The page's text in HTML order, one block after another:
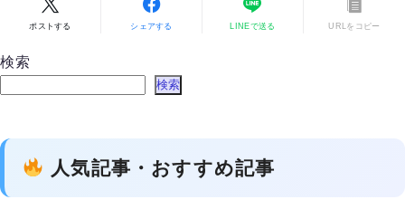
ポストする シェアする LINEで送る URLをコピー
検索
検索
人気記事・おすすめ記事